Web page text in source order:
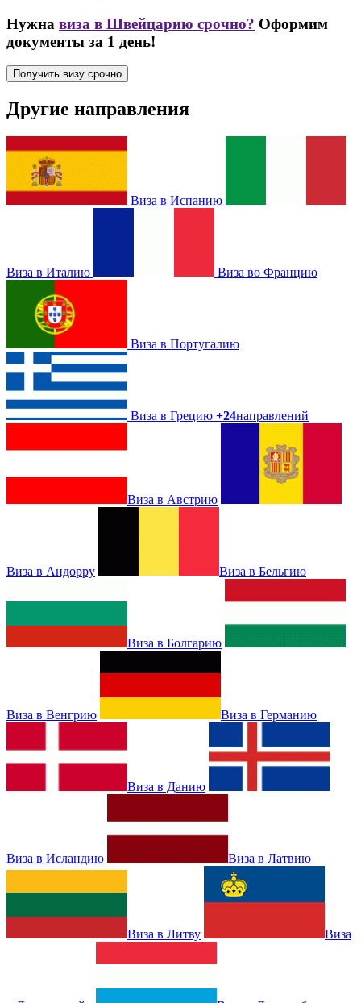
Нужна виза в Швейцарию срочно? Оформим
документы за 1 день!
Получить визу срочно
Другие направления
Виза в Испанию
Виза в Италию Виза во Францию
Виза в Португалию
Виза в Грецию +24направлений
Виза в Австрию
Виза в Андорру Виза в Бельгию
Виза в Болгарию
Виза в Венгрию Виза в Германию
Виза в Данию
Виза в Исландию Виза в Латвию
Виза в Литву Виза